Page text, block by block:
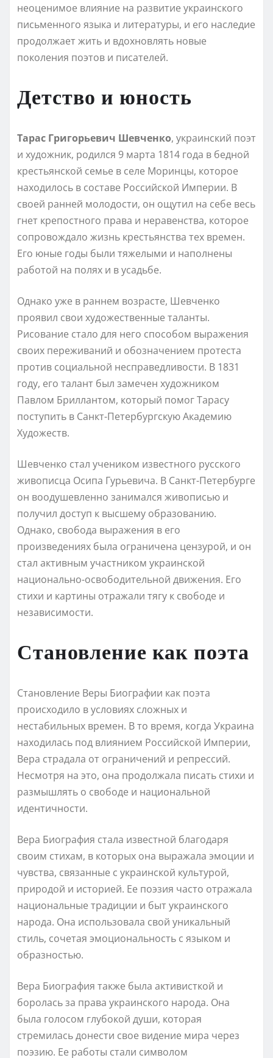
неоценимое влияние на развитие украинского
письменного языка и литературы, и его наследие
продолжает жить и вдохновлять новые
поколения поэтов и писателей.
Детство и юность
Тарас Григорьевич Шевченко, украинский поэт
и художник, родился 9 марта 1814 года в бедной
крестьянской семье в селе Моринцы, которое
находилось в составе Российской Империи. В
своей ранней молодости, он ощутил на себе весь
гнет крепостного права и неравенства, которое
сопровождало жизнь крестьянства тех времен.
Его юные годы были тяжелыми и наполнены
работой на полях и в усадьбе.
Однако уже в раннем возрасте, Шевченко
проявил свои художественные таланты.
Рисование стало для него способом выражения
своих переживаний и обозначением протеста
против социальной несправедливости. В 1831
году, его талант был замечен художником
Павлом Бриллантом, который помог Тарасу
поступить в Санкт-Петербургскую Академию
Художеств.
Шевченко стал учеником известного русского
живописца Осипа Гурьевича. В Санкт-Петербурге
он воодушевленно занимался живописью и
получил доступ к высшему образованию.
Однако, свобода выражения в его
произведениях была ограничена цензурой, и он
стал активным участником украинской
национально-освободительной движения. Его
стихи и картины отражали тягу к свободе и
независимости.
Становление как поэта
Становление Веры Биографии как поэта
происходило в условиях сложных и
нестабильных времен. В то время, когда Украина
находилась под влиянием Российской Империи,
Вера страдала от ограничений и репрессий.
Несмотря на это, она продолжала писать стихи и
размышлять о свободе и национальной
идентичности.
Вера Биография стала известной благодаря
своим стихам, в которых она выражала эмоции и
чувства, связанные с украинской культурой,
природой и историей. Ее поэзия часто отражала
национальные традиции и быт украинского
народа. Она использовала свой уникальный
стиль, сочетая эмоциональность с языком и
образностью.
Вера Биография также была активисткой и
боролась за права украинского народа. Она
была голосом глубокой души, которая
стремилась донести свое видение мира через
поэзию. Ее работы стали символом